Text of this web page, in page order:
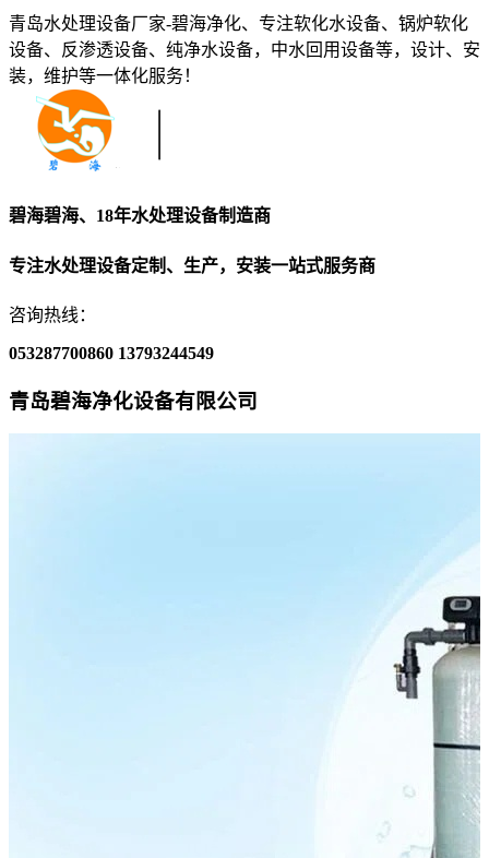
青岛水处理设备厂家-碧海净化、专注软化水设备、锅炉软化
设备、反渗透设备、纯净水设备，中水回用设备等，设计、安
装，维护等一体化服务！
碧海碧海、18年水处理设备制造商
专注水处理设备定制、生产，安装一站式服务商
咨询热线：
053287700860 13793244549
青岛碧海净化设备有限公司